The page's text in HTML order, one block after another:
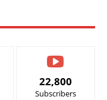
22,800
Subscribers